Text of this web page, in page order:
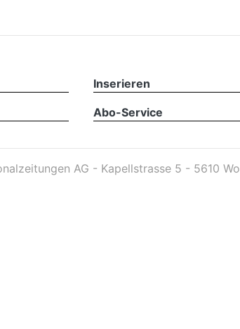
Inserieren
Abo-Service
AG - Kapellstrasse 5 - 5610